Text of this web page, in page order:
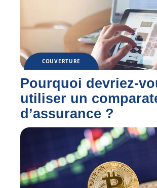
COUVERTURE
Pourquoi devriez-
utiliser un
d’assurance ?